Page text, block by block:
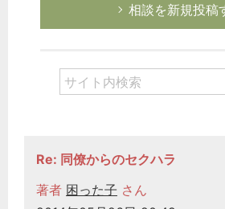
相談を新規投稿
Re: 同僚からのセクハラ
著者 困った子 さん